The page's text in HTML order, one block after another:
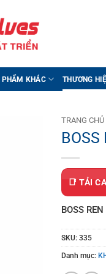
PHẨM KHÁC THƯƠNG
TRANG CHỦ
BOSS
📑 TẢI
BOSS
SKU: 335
Danh mục: